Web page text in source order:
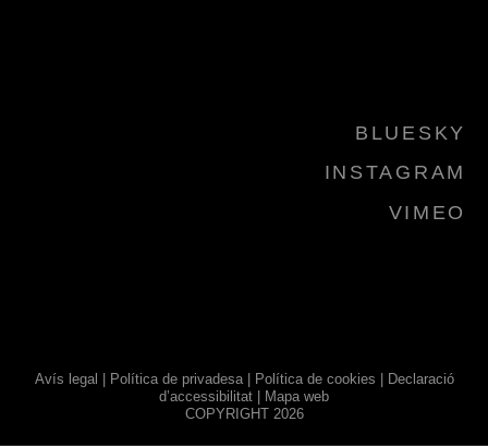
BLUESKY
INSTAGRAM
VIMEO
Avís legal Política de privadesa| Política de cookies
Declaració
d’accessibilitat
Mapa web
COPYRIGHT 2026